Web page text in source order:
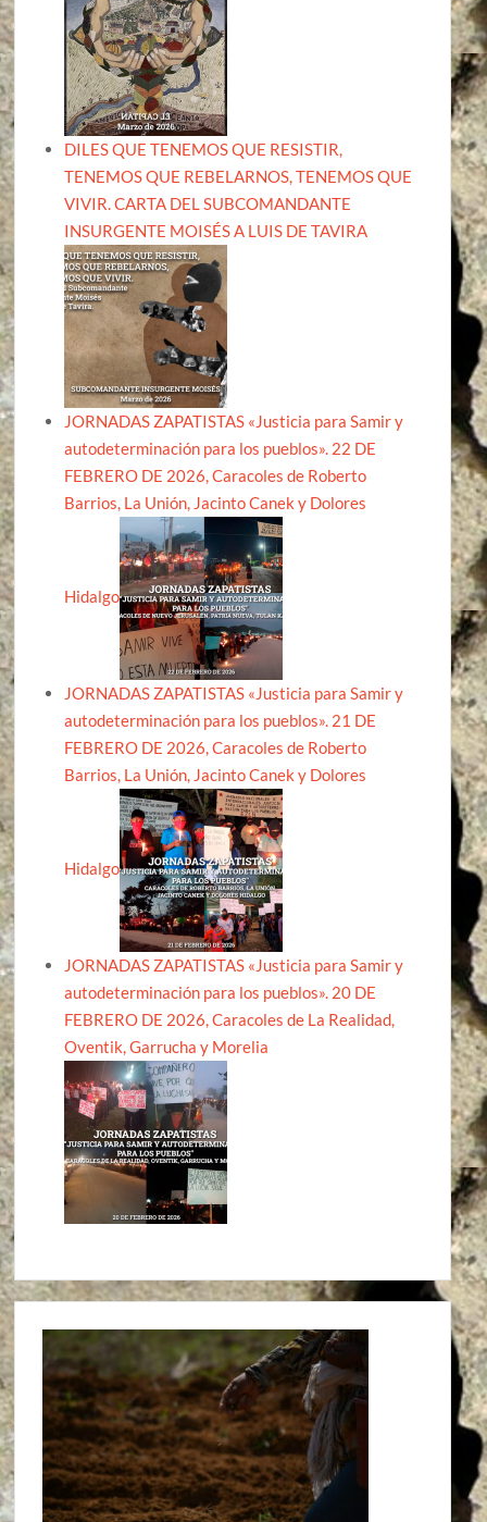
DILES QUE TENEMOS QUE RESISTIR,
TENEMOS QUE REBELARNOS, TENEMOS QUE
VIVIR. CARTA DEL SUBCOMANDANTE
INSURGENTE MOISÉS A LUIS DE TAVIRA
JORNADAS ZAPATISTAS «Justicia para Samir y
autodeterminación para los pueblos». 22 DE
FEBRERO DE 2026, Caracoles de Roberto
Barrios, La Unión, Jacinto Canek y Dolores
Hidalgo
JORNADAS ZAPATISTAS «Justicia para Samir y
autodeterminación para los pueblos». 21 DE
FEBRERO DE 2026, Caracoles de Roberto
Barrios, La Unión, Jacinto Canek y Dolores
Hidalgo
JORNADAS ZAPATISTAS «Justicia para Samir y
autodeterminación para los pueblos». 20 DE
FEBRERO DE 2026, Caracoles de La Realidad,
Oventik, Garrucha y Morelia